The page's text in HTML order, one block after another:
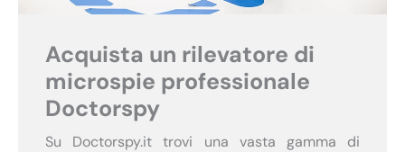
Acquista un rilevatore di
microspie professionale
Doctorspy
Su Doctorspy.it trovi una vasta gamma di